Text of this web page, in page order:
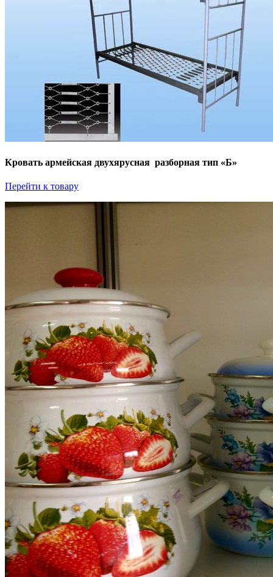
Кровать армейская двухярусная разборная тип «Б»
Перейти к товару